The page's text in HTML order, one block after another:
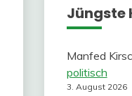
Jüngste
Manfed
politisch
3. August 2026